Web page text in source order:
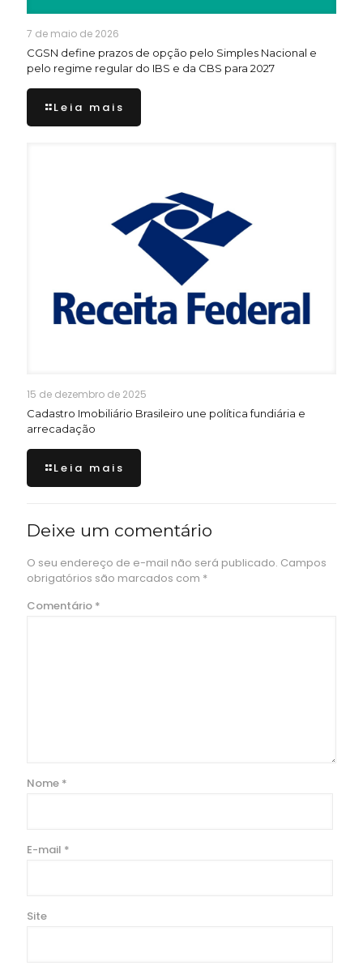
7 de maio de 2026
CGSN define prazos de opção pelo Simples Nacional e
pelo regime regular do IBS e da CBS para 2027
Leia mais
15 de dezembro de 2025
Cadastro Imobiliário Brasileiro une política fundiária e
arrecadação
Leia mais
Deixe um comentário
O seu endereço de e-mail não será publicado. Campos
obrigatórios são marcados com *
Comentário *
Nome *
E-mail *
Site